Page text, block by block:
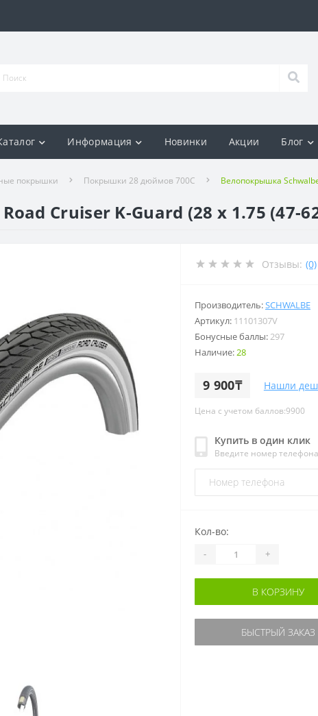
Информация Новинки Акции Блог
покрышки Покрышки 28 дюймов 700С Велопокрышка
Cruiser K-Guard (28 x 1.75 (47-
Отзывы: (0)
Производитель:SCHWALBE
Артикул: 11101307V
Бонусные баллы: 297
Наличие: 28
9 900₸ Нашли
Цена с учетом баллов:9900
Купить в один клик
Введите номер
Кол-во:
- +
В КОРЗИНУ
БЫСТРЫЙ ЗАКАЗ